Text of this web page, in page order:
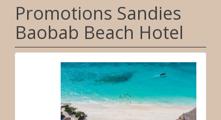
Promotions Sandies
Baobab Beach Hotel